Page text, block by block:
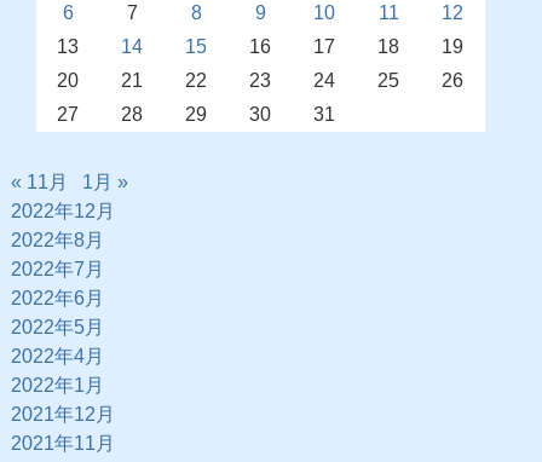
6
7 8 9 10 11
12
13
14 15 16 17 18
19
20
21 22 23 24 25
26
27
28 29 30 31
« 11月
1月 »
2022年12月
2022年8月
2022年7月
2022年6月
2022年5月
2022年4月
2022年1月
2021年12月
2021年11月